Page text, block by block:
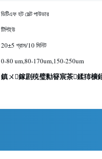
ডিটিএফ হট মেল্ট পাউডার
টিপিইউ
20±5 গ্রাম/10 মিনিট
0-80 um,80-170um,150-250um
鎮ㄨ鎵剧殑璧勬簮宸茶鍒犻櫎